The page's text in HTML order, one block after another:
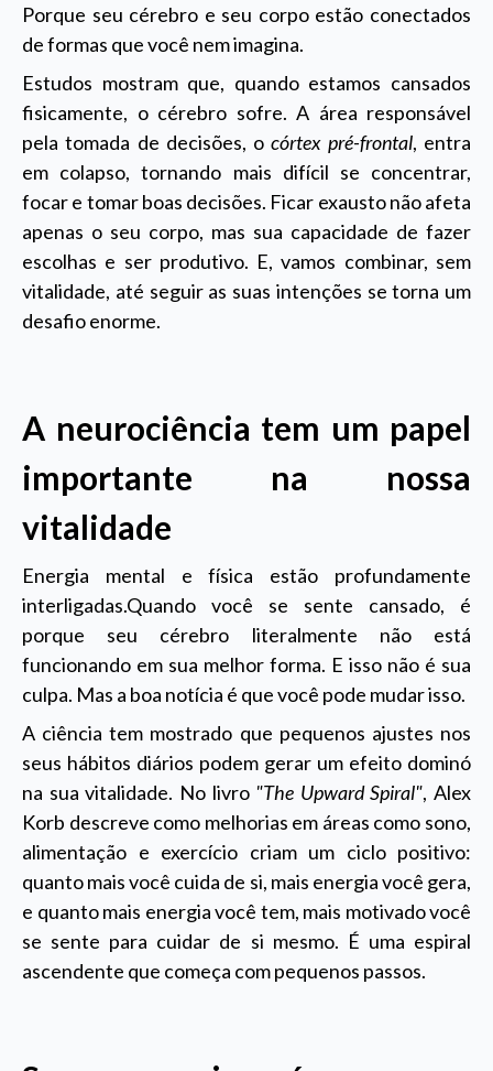
Porque seu cérebro e seu corpo estão conectados
de formas que você nem imagina.
Estudos mostram que, quando estamos cansados
fisicamente, o cérebro sofre. A área responsável
pela tomada de decisões, ocórtex pré-frontal, entra
em colapso, tornando mais difícil se concentrar,
focar e tomar boas decisões. Ficar exausto não afeta
apenas o seu corpo, mas sua capacidade de fazer
escolhas e ser produtivo. E, vamos combinar, sem
vitalidade, até seguir as suas intenções se torna um
desafio enorme.
A neurociência tem um papel
importante na nossa
vitalidade
Energia mental e física estão profundamente
interligadas.Quando você se sente cansado, é
porque seu cérebro literalmente não está
funcionando em sua melhor forma. E isso não é sua
culpa. Mas a boa notícia é que você pode mudar isso.
A ciência tem mostrado que pequenos ajustes nos
seus hábitos diários podem gerar um efeito dominó
na sua vitalidade. No livro "The Upward Spiral", Alex
Korb descreve como melhorias em áreas como sono,
alimentação e exercício criam um ciclo positivo:
quanto mais você cuida de si, mais energia você gera,
e quanto mais energia você tem, mais motivado você
se sente para cuidar de si mesmo. É uma espiral
ascendente que começa com pequenos passos.